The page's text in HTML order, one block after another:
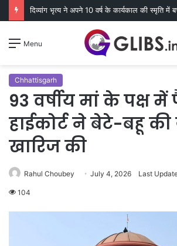
Menu
Chhattisgarh
93 वर्षीय मां के पक्ष
हाईकोर्ट ने बेटे-बहू की
खारिज की
Rahul Choubey July 4, 2026 Last
104